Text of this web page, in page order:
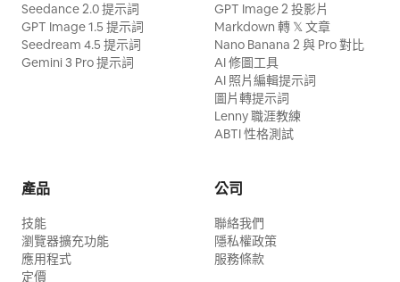
Seedance 2.0 提示詞
GPT Image 1.5 提示詞
Seedream 4.5 提示詞
Gemini 3 Pro 提示詞
GPT Image 2 投影片
Markdown 轉 𝕏 文章
Nano Banana 2 與 Pro 對比
AI 修圖工具
AI 照片編輯提示詞
圖片轉提示詞
Lenny 職涯教練
ABTI 性格測試
產品
技能
瀏覽器擴充功能
應用程式
定價
公司
聯絡我們
隱私權政策
服務條款